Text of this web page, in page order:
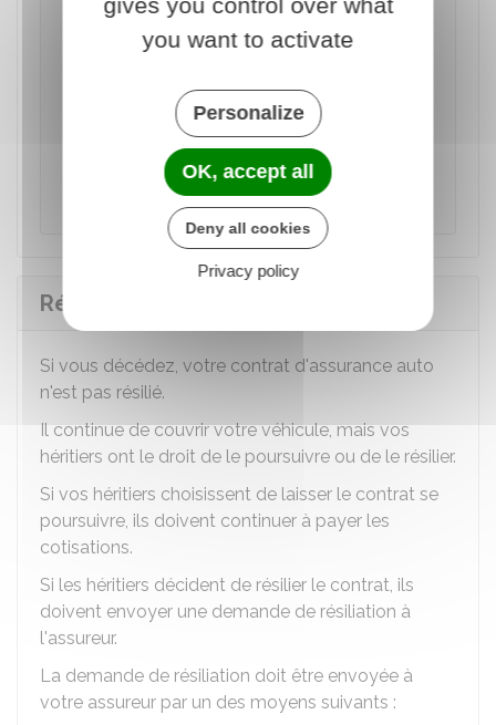
Permet de résilier auprès de son assureur son
contrat d'assurance en cas de vente de son
Accéder au Modèle de document
Institut national de la consommation (INC)
Résiliation à la suite du décès
Si vous décédez, votre contrat d'assurance auto
n'est pas résilié.
Il continue de couvrir votre véhicule, mais vos
héritiers ont le droit de le poursuivre ou de le résilier.
Si vos héritiers choisissent de laisser le contrat se
poursuivre, ils doivent continuer à payer les
cotisations.
Si les héritiers décident de résilier le contrat, ils
doivent envoyer une demande de résiliation à
l'assureur.
La demande de résiliation doit être envoyée à
votre assureur par un des moyens suivants :
you want to activate
Personalize
OK, accept all
Deny all cookies
Privacy policy